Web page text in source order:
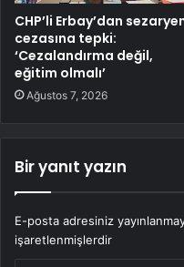
CHP’li Erbay’dan
cezasına tepki:
‘Cezalandırma değil,
eğitim olmalı’
Ağustos 7, 2026
Bir yanıt yazın
E-posta adresiniz
işaretlenmişlerdir